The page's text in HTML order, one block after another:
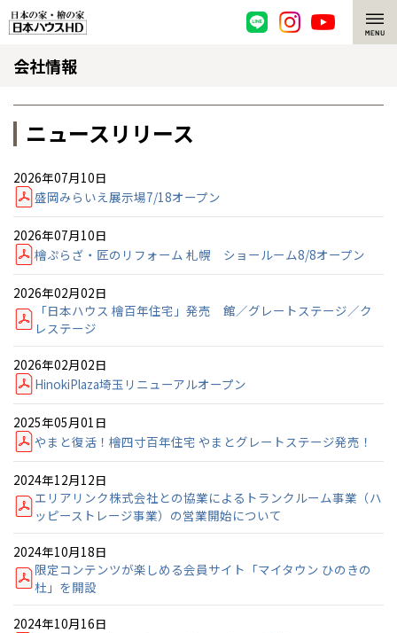
脱炭素・檜の家
環境にやさしい、脱炭素社会の住宅
耐震構造
高耐久住宅
高断熱・高気密の家
エネルギー自給自足
ZEH特集
感謝訪問・長期保証
直営工事
1メーターモジュール
冷暖房標準装備
24時間対応コールセンター
選ばれる理由
檜の魅力 トップ
檜と日本人
1000年を超えて生きる檜
知られざる檜の効果・作用
檜の住まいデザイン
理想の木材「檜」
注文住宅
注文住宅 トップ
グレートステージ
クレステージ
施工事例
平屋の家
WEB住宅展示場
暮らし方提案
住まいのコラム
施工事例
リフォーム
リフォーム トップ
リフォームメニュー
選ばれる理由
介護保険利用で快適リフォーム
資産活用
資産活用 トップ
賃貸併用住宅のメリット
安心のサポートシステム
商品紹介
展示場案内
買取サービス
分譲住宅・土地
分譲マンション
分譲マンション トップ
ワザックとは
高い信頼性
トランクルーム
会社情報
会社情報 トップ
お問い合わせ
会社情報
ニュースリリース
2026年07月10日
盛岡みらいえ展示場7/18オープン
2026年07月10日
檜ぷらざ・匠のリフォーム 札幌 ショールーム8/8オープン
2026年02月02日
「日本ハウス 檜百年住宅」発売 館／グレートステージ／ク
レステージ
2026年02月02日
HinokiPlaza埼玉リニューアルオープン
2025年05月01日
やまと復活！檜四寸百年住宅 やまとグレートステージ発売！
2024年12月12日
エリアリンク株式会社との協業によるトランクルーム事業（ハ
ッピーストレージ事業）の営業開始について
2024年10月18日
限定コンテンツが楽しめる会員サイト「マイタウン ひのきの
杜」を開設
2024年10月16日